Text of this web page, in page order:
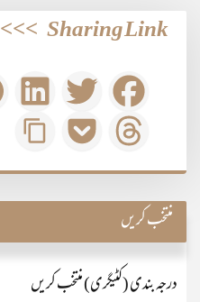
Sharing Link
>>>
منتخب کریں
درجہ بندی (کٹیگری) منتخب کریں